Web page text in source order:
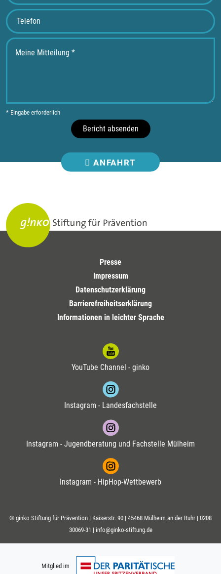
* Eingabe erforderlich
Bericht absenden
ANFAHRT
Presse
Impressum
Datenschutzerklärung
Barrierefreiheitserklärung
Informationen in leichter Sprache
YouTube Channel - ginko
Instagram - Landesfachstelle
Instagram - Jugendberatung und Fachstelle Mülheim
Instagram - HipHop-Wettbewerb
© ginko Stiftung für Prävention | Kaiserstr. 90 | 45468 Mülheim an der Ruhr | 0208
30069-31 | info@ginko-stiftung.de
Mitglied im